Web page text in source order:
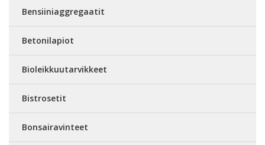
Bensiiniaggregaatit
Betonilapiot
Bioleikkuutarvikkeet
Bistrosetit
Bonsairavinteet